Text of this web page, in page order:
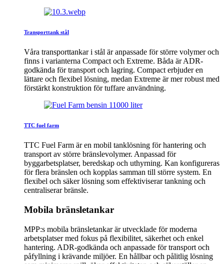
Transporttank stål
Våra transporttankar i stål är anpassade för större volymer och
finns i varianterna Compact och Extreme. Båda är ADR-
godkända för transport och lagring. Compact erbjuder en
lättare och flexibel lösning, medan Extreme är mer robust med
förstärkt konstruktion för tuffare användning.
TTC fuel farm
TTC Fuel Farm är en mobil tanklösning för hantering och
transport av större bränslevolymer. Anpassad för
byggarbetsplatser, beredskap och uthyrning. Kan konfigureras
för flera bränslen och kopplas samman till större system. En
flexibel och säker lösning som effektiviserar tankning och
centraliserar bränsle.
Mobila bränsletankar
MPP:s mobila bränsletankar är utvecklade för moderna
arbetsplatser med fokus på flexibilitet, säkerhet och enkel
hantering. ADR-godkända och anpassade för transport och
påfyllning i krävande miljöer. En hållbar och pålitlig lösning